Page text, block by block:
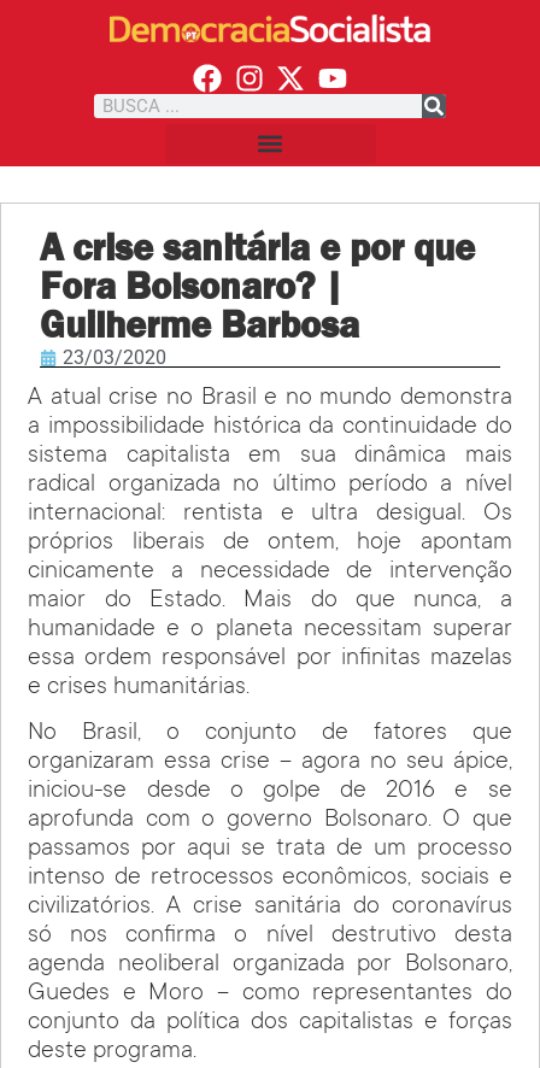
A crise sanitária e por que
Fora Bolsonaro? |
Guilherme Barbosa
23/03/2020
A atual crise no Brasil e no mundo demonstra
a impossibilidade histórica da continuidade do
sistema capitalista em sua dinâmica mais
radical organizada no último período a nível
internacional: rentista e ultra desigual. Os
próprios liberais de ontem, hoje apontam
cinicamente a necessidade de intervenção
maior do Estado. Mais do que nunca, a
humanidade e o planeta necessitam superar
essa ordem responsável por infinitas mazelas
e crises humanitárias.
No Brasil, o conjunto de fatores que
organizaram essa crise – agora no seu ápice,
iniciou-se desde o golpe de 2016 e se
aprofunda com o governo Bolsonaro. O que
passamos por aqui se trata de um processo
intenso de retrocessos econômicos, sociais e
civilizatórios. A crise sanitária do coronavírus
só nos confirma o nível destrutivo desta
agenda neoliberal organizada por Bolsonaro,
Guedes e Moro – como representantes do
conjunto da política dos capitalistas e forças
deste programa.